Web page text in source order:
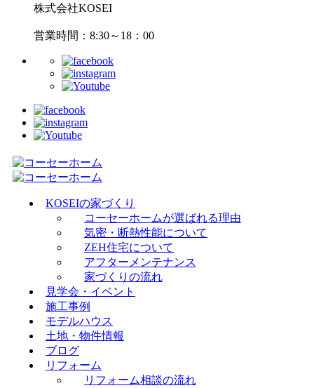
株式会社KOSEI
営業時間：8:30～18：00
KOSEIの家づくり
コーセーホームが選ばれる理由
気密・断熱性能について
ZEH住宅について
アフターメンテナンス
家づくりの流れ
見学会・イベント
施工事例
モデルハウス
土地・物件情報
ブログ
リフォーム
リフォーム相談の流れ